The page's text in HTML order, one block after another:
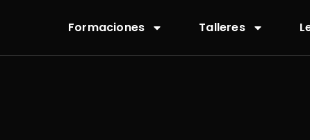
Formaciones Talleres